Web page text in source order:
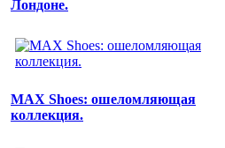
Лондоне.
MAX Shoes: ошеломляющая
коллекция.